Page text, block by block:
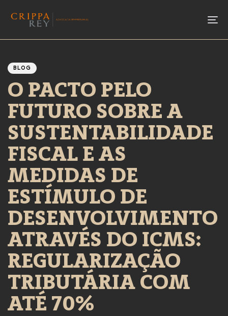
BLOG
O PACTO PELO
FUTURO SOBRE A
SUSTENTABILIDADE
FISCAL E AS
MEDIDAS DE
ESTÍMULO DE
DESENVOLVIMENTO
ATRAVÉS DO ICMS:
REGULARIZAÇÃO
TRIBUTÁRIA COM
ATÉ 70%